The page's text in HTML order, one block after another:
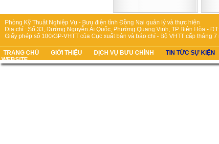
Phòng Kỹ Thuật Nghiệp Vụ - Bưu điện tỉnh Đồng Nai quản lý và thực hiện
Địa chỉ : Số 33, Đường Nguyễn Ái Quốc, Phường Quang Vinh, TP Biên Hòa -
Giấy phép số 100/GP-VHTT của Cục xuất bản và báo chí - Bộ VHTT cấp tháng 7
TRANG CHỦ GIỚI THIỆU DỊCH VỤ BƯU CHÍNH
TIN TỨC SỰ KIỆN
WEBSITE